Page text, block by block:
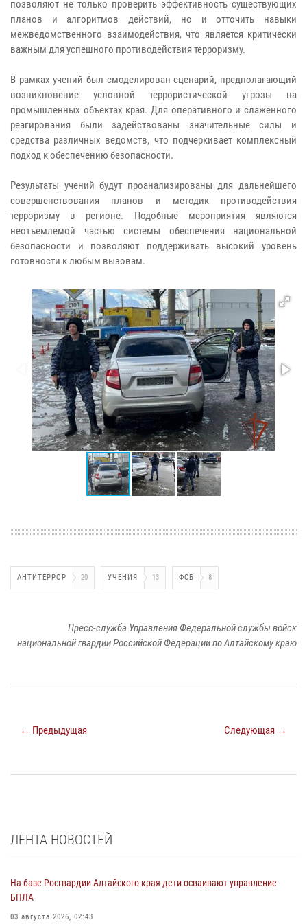
позволяют не только проверить эффективность существующих
планов и алгоритмов действий, но и отточить навыки
межведомственного взаимодействия, что является критически
важным для успешного противодействия терроризму.
В рамках учений был смоделирован сценарий, предполагающий
возникновение условной террористической угрозы на
промышленных объектах края. Для оперативного и слаженного
реагирования были задействованы значительные силы и
средства различных ведомств, что подчеркивает комплексный
подход к обеспечению безопасности.
Результаты учений будут проанализированы для дальнейшего
совершенствования планов и методик противодействия
терроризму в регионе. Подобные мероприятия являются
неотъемлемой частью системы обеспечения национальной
безопасности и позволяют поддерживать высокий уровень
готовности к любым вызовам.
АНТИТЕРРОР 20 УЧЕНИЯ 13 ФСБ 8
Пресс-служба Управления Федеральной службы войск
национальной гвардии Российской Федерации по Алтайскому краю
← Предыдущая Следующая →
ЛЕНТА НОВОСТЕЙ
На базе Росгвардии Алтайского края дети осваивают управление
БПЛА
03 августа 2026, 02:43